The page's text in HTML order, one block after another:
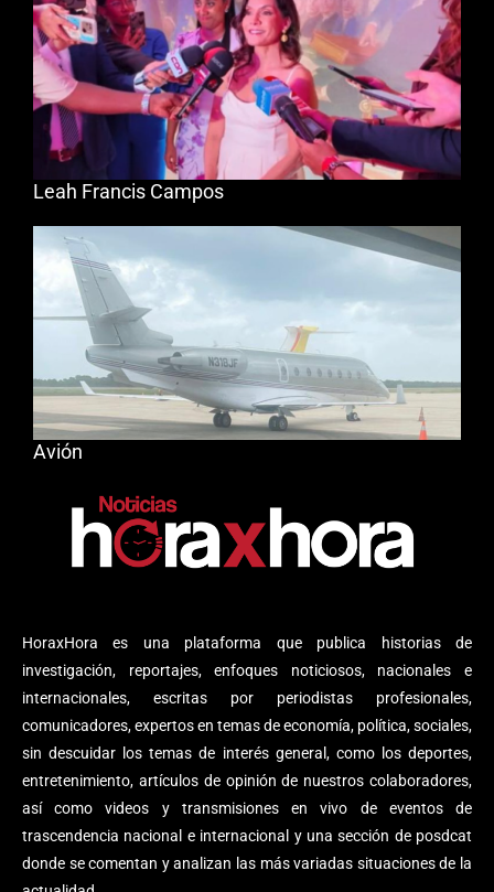
HoraxHora es una plataforma que publica historias de
investigación, reportajes, enfoques noticiosos, nacionales e
internacionales, escritas por periodistas profesionales,
comunicadores, expertos en temas de economía, política, sociales,
sin descuidar los temas de interés general, como los deportes,
entretenimiento, artículos de opinión de nuestros colaboradores,
así como videos y transmisiones en vivo de eventos de
trascendencia nacional e internacional y una sección de posdcat
donde se comentan y analizan las más variadas situaciones de la
Leah Francis Campos
Avión